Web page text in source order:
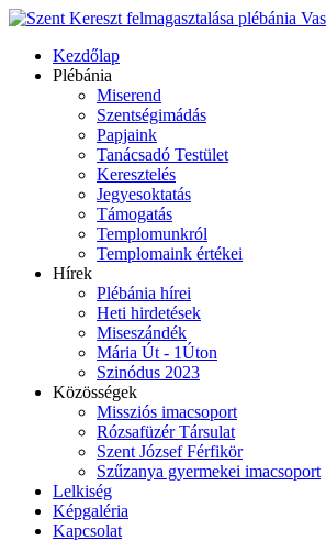
Kezdőlap
Plébánia
Miserend
Szentségimádás
Papjaink
Tanácsadó Testület
Keresztelés
Jegyesoktatás
Támogatás
Templomunkról
Templomaink értékei
Hírek
Plébánia hírei
Heti hirdetések
Miseszándék
Mária Út - 1Úton
Szinódus 2023
Közösségek
Missziós imacsoport
Rózsafüzér Társulat
Szent József Férfikör
Szűzanya gyermekei imacsoport
Lelkiség
Képgaléria
Kapcsolat